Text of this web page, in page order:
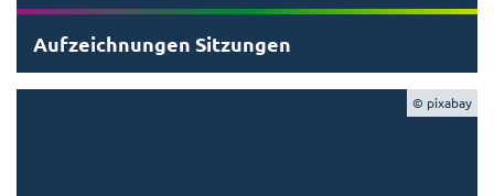
Aufzeichnungen Sitzungen
© pixabay